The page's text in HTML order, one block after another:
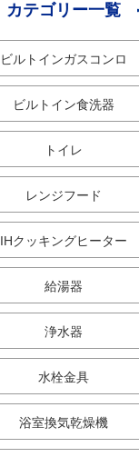
カテゴリー一覧
ビルトインガスコンロ
ビルトイン食洗器
トイレ
レンジフード
IHクッキングヒーター
給湯器
浄水器
水栓金具
浴室換気乾燥機